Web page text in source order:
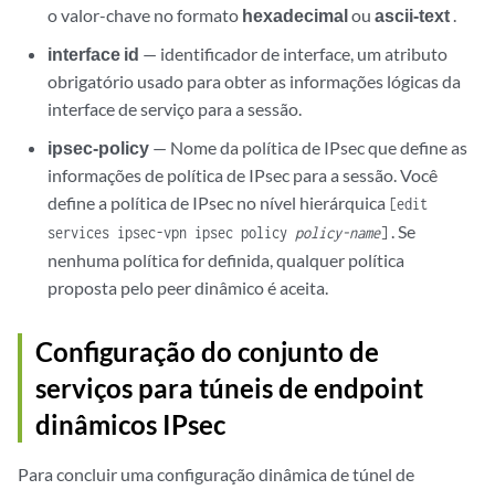
o valor-chave no formato hexadecimalouascii-text .
interface id — identificador de interface, um atributo
obrigatório usado para obter as informações lógicas da
interface de serviço para a sessão.
ipsec-policy — Nome da política de IPsec que define as
informações de política de IPsec para a sessão. Você
define a política de IPsec no nível hierárquica [edit
services ipsec-vpn ipsec policy policy-name] . Se
nenhuma política for definida, qualquer política
proposta pelo peer dinâmico é aceita.
Configuração do conjunto de
serviços para túneis de endpoint
dinâmicos IPsec
Para concluir uma configuração dinâmica de túnel de